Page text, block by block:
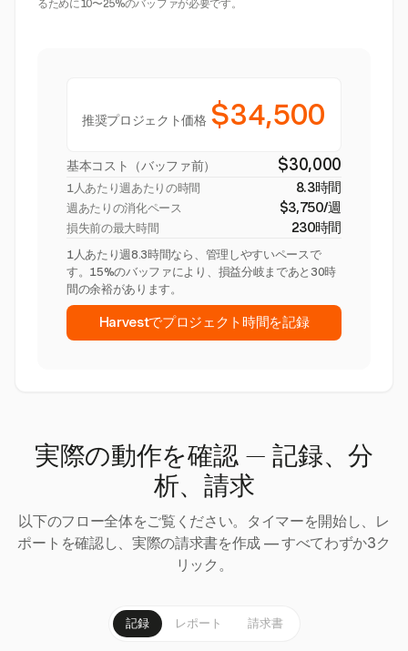
るために10〜25%のバッファが必要です。
推奨プロジェクト価格 $34,500
基本コスト（バッファ前） $30,000
1人あたり週あたりの時間 8.3時間
週あたりの消化ペース $3,750/週
損失前の最大時間 230時間
1人あたり週8.3時間なら、管理しやすいペースで
す。15%のバッファにより、損益分岐まであと30時
間の余裕があります。
Harvestでプロジェクト時間を記録
実際の動作を確認 — 記録、分
析、請求
以下のフロー全体をご覧ください。タイマーを開始し、レ
ポートを確認し、実際の請求書を作成 — すべてわずか3ク
リック。
記録 レポート 請求書